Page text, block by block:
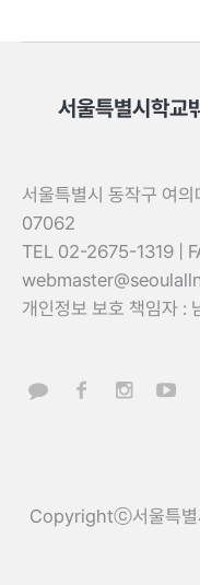
서울특별시학교
서울특별시 동작구 여
07062
TEL 02-2675-1319 |
개인정보 보호 책임자 :
Copyrightⓒ서울특별